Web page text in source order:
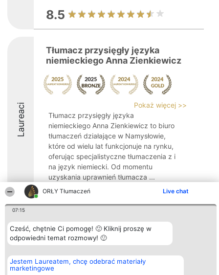
ORŁY Tłumaczeń Live chat
07:15
Cześć, chętnie Ci pomogę! 🙂 Kliknij proszę w
odpowiedni temat rozmowy! 🙂
Jestem Laureatem, chcę odebrać materiały
marketingowe
8.5
Laureaci
Tłumacz przysięgły języka
niemieckiego Anna Zienkiewicz
Pokaż więcej >>
Tłumacz przysięgły języka
niemieckiego Anna Zienkiewicz to biuro
tłumaczeń działające w Namysłowie,
które od wielu lat funkcjonuje na rynku,
oferując specjalistyczne tłumaczenia z i
na język niemiecki. Od momentu
uzyskania uprawnień tłumacza ...
Organizator plebiscytu
Bright Side Solutions sp. z o.
o. sp. k.
Wrocław 50-079
KRS 0000749100 | Regon
381313360 | NIP 8943132676
Plebiscyt
Laureaci
Lista
Laureatów
Zasady
Kontakt